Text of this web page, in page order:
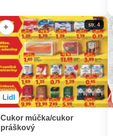
+
Lidl
str. 4
Cukor múčka/cukor
práškový